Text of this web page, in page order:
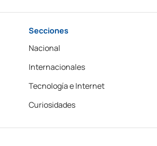
Secciones
Nacional
Internacionales
Tecnología e Internet
Curiosidades